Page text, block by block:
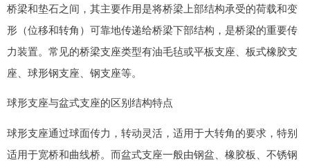
桥梁和垫石之间，其主要作用是将桥梁上部结构承受的荷载和变
形（位移和转角）可靠地传递给桥梁下部结构，是桥梁的重要传
力装置。常见的桥梁支座类型有油毛毡或平板支座、板式橡胶支
座、球形钢支座、钢支座等。
球形支座与盆式支座的区别结构特点
球形支座通过球面传力，转动灵活，适用于大转角的要求，特别
适用于宽桥和曲线桥。而盆式支座一般由钢盆、橡胶板、不锈钢